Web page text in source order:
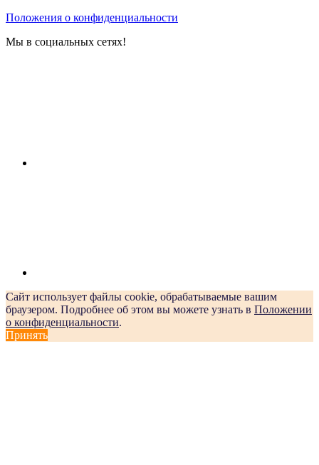
Положения о конфиденциальности
Мы в социальных сетях!
Сайт использует файлы cookie, обрабатываемые вашим
браузером. Подробнее об этом вы можете узнать в Положении
о конфиденциальности.
Принять